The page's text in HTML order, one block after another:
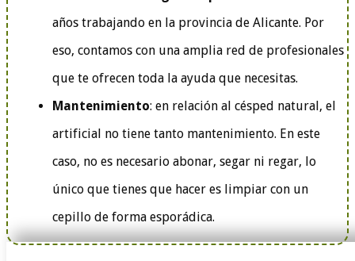
años trabajando en la provincia de Alicante. Por
eso, contamos con una amplia red de profesionales
que te ofrecen toda la ayuda que necesitas.
Mantenimiento: en relación al césped natural, el
artificial no tiene tanto mantenimiento. En este
caso, no es necesario abonar, segar ni regar, lo
único que tienes que hacer es limpiar con un
cepillo de forma esporádica.